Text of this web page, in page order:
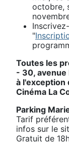
octobre,
"
Toutes les
- 30, avenue
à l'exception
Cinéma La
Parking
Tarif
infos sur le
Gratuit de